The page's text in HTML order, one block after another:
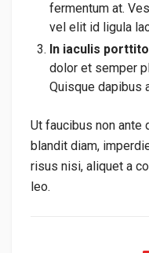
fermentum at.
vel elit id ligula
In iaculis
dolor et semper
Quisque dapibus
Ut faucibus non ante
blandit diam,
risus nisi, aliquet a
leo.